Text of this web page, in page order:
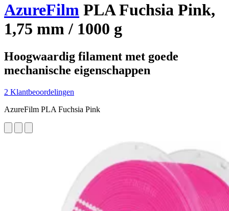
AzureFilm PLA Fuchsia Pink,
1,75 mm / 1000 g
Hoogwaardig filament met goede
mechanische eigenschappen
2 Klantbeoordelingen
AzureFilm PLA Fuchsia Pink